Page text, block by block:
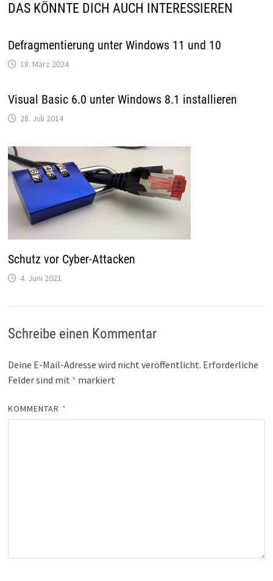
DAS KÖNNTE DICH AUCH INTERESSIEREN
Defragmentierung unter Windows 11 und 10
18. März 2024
Visual Basic 6.0 unter Windows 8.1 installieren
28. Juli 2014
Schutz vor Cyber-Attacken
4. Juni 2021
Schreibe einen Kommentar
Deine E-Mail-Adresse wird nicht veröffentlicht. Erforderliche
Felder sind mit * markiert
KOMMENTAR *